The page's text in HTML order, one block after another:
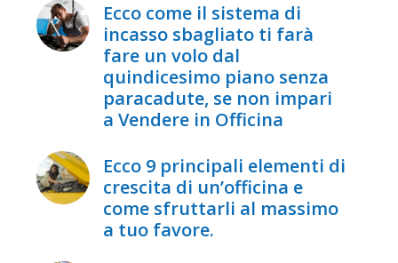
Ecco come il sistema di
incasso sbagliato ti farà
fare un volo dal
quindicesimo piano senza
paracadute, se non impari
a Vendere in Officina
Ecco 9 principali elementi di
crescita di un’officina e
come sfruttarli al massimo
a tuo favore.